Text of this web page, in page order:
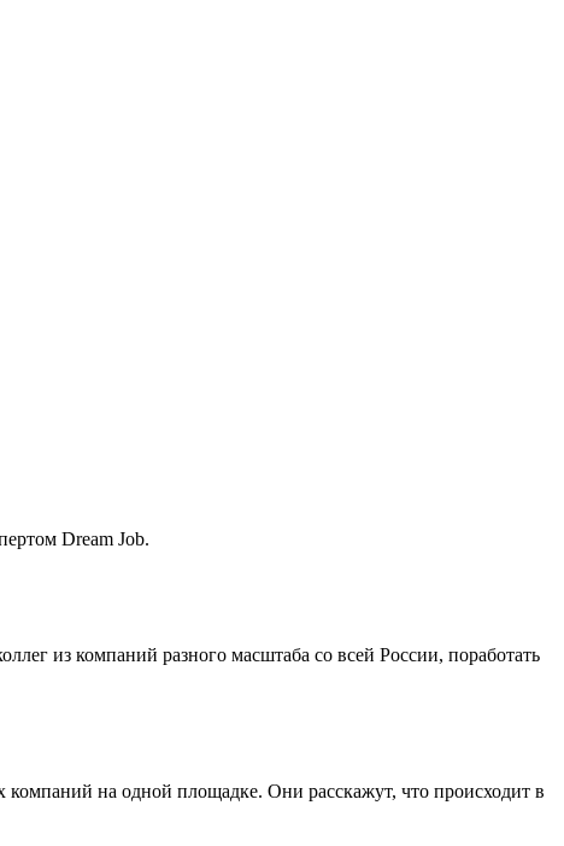
Dream Job.
из компаний разного масштаба со всей России, поработать
на одной площадке. Они расскажут, что происходит в